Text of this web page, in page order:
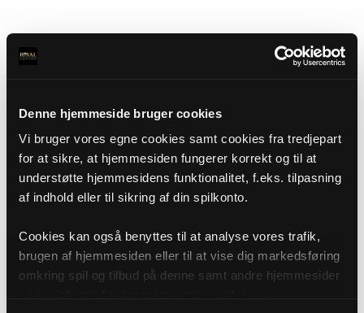
Denne hjemmeside bruger cookies
Vi bruger vores egne cookies samt cookies fra tredjepart
for at sikre, at hjemmesiden fungerer korrekt og til at
understøtte hjemmesidens funktionalitet, f.eks. tilpasning
af indhold eller til sikring af din spilkonto.
Cookies kan også benyttes til at analyse vores trafik,
brugen af hjemmesiden eller til at vise dig markedsføring
omkring spil og tilbud på denne samt andre hjemmesider